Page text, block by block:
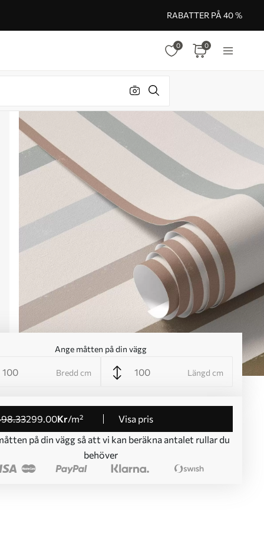
RABATTER PÅ 40 %
0 0
Ange måtten på din vägg
Bredd cm Längd cm
.33299.00Kr/m²
Visa pris
på din vägg så att vi kan beräkna antalet rullar du
behöver